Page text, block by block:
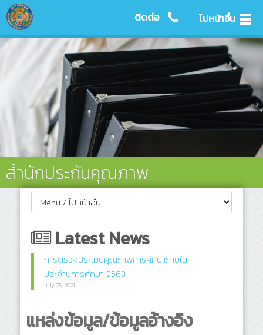
ไปหน้าอื่น
ติดต่อ
สำนักประกันคุณภาพ
Latest News
การตรวจประเมินคุณภาพการศึกษาภายใน
ประจำปีการศึกษา 2563
July 05, 2021
แหล่งข้อมูล/ข้อมูลอ้างอิง